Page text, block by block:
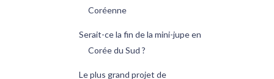
Coréenne
Serait-ce la fin de la mini-jupe en
Corée du Sud ?
Le plus grand projet de